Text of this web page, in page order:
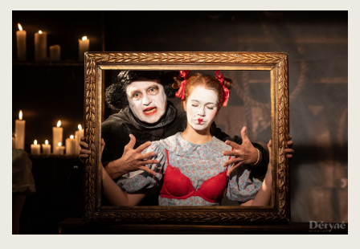
ELŐADÁSOK
ELŐADÁSOK LISTÁJA
NAPTÁR
JEGYVÁSÁRLÁS